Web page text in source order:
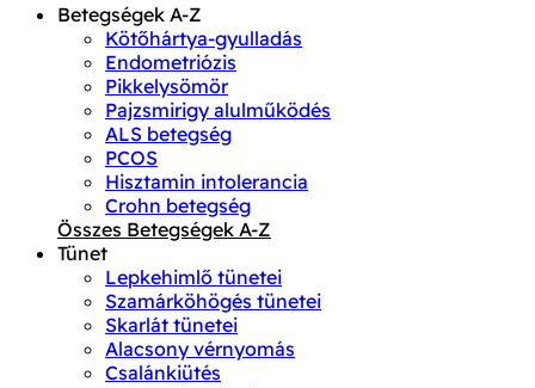
Betegségek A-Z
Kötőhártya-gyulladás
Endometriózis
Pikkelysömör
Pajzsmirigy alulműködés
ALS betegség
PCOS
Hisztamin intolerancia
Crohn betegség
Összes Betegségek A-Z
Tünet
Lepkehimlő tünetei
Szamárköhögés tünetei
Skarlát tünetei
Alacsony vérnyomás
Csalánkiütés